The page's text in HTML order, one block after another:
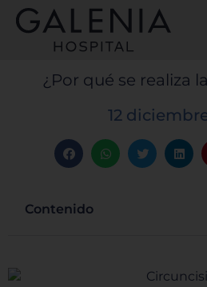
contenido
¿Por qué se realiza
12
Contenido